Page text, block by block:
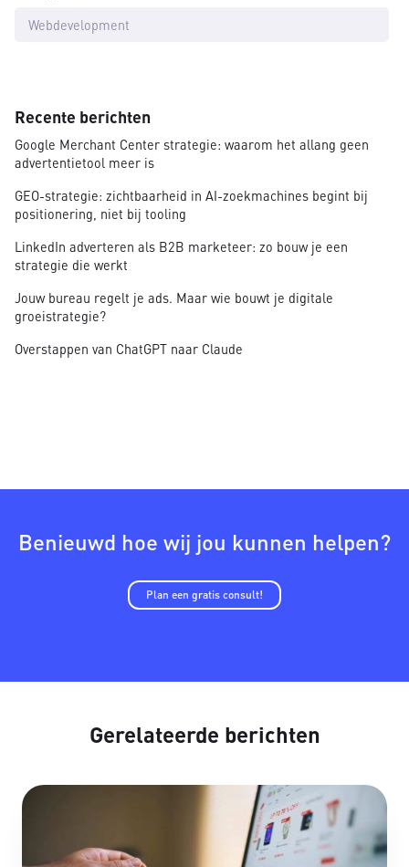
Webdevelopment
Recente berichten
Google Merchant Center strategie: waarom het allang geen
advertentietool meer is
GEO-strategie: zichtbaarheid in AI-zoekmachines begint bij
positionering, niet bij tooling
LinkedIn adverteren als B2B marketeer: zo bouw je een
strategie die werkt
Jouw bureau regelt je ads. Maar wie bouwt je digitale
groeistrategie?
Overstappen van ChatGPT naar Claude
Benieuwd hoe wij jou kunnen helpen?
Plan een gratis consult!
Gerelateerde berichten